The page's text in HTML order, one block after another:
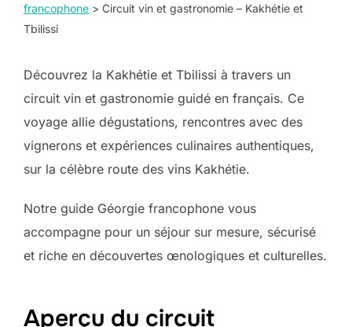
francophone > Circuit vin et gastronomie – Kakhétie et
Tbilissi
Découvrez la Kakhétie et Tbilissi à travers un
circuit vin et gastronomie guidé en français. Ce
voyage allie dégustations, rencontres avec des
vignerons et expériences culinaires authentiques,
sur la célèbre route des vins Kakhétie.
Notre guide Géorgie francophone vous
accompagne pour un séjour sur mesure, sécurisé
et riche en découvertes œnologiques et culturelles.
Aperçu du circuit